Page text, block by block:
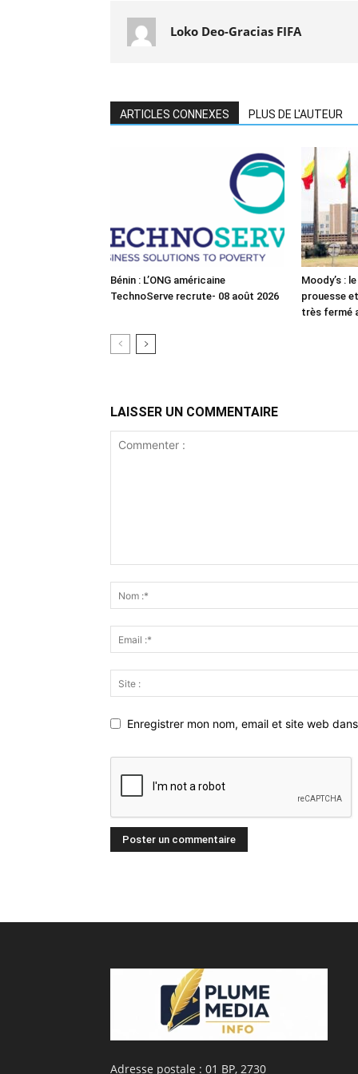
Loko Deo-Gracias FIFA
ARTICLES CONNEXES PLUS DE L'AUTEUR
Bénin : L’ONG américaine
TechnoServe recrute- 08 août 2026
Moody’s :
prouesse
très fermé
LAISSER UN COMMENTAIRE
Enregistrer mon nom, email et site web
Adresse postale : 01 BP, 2730